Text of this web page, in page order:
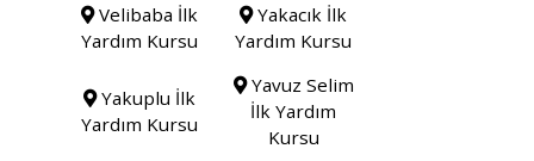
Velibaba İlk
Yardım Kursu
Yakacık İlk
Yardım Kursu
Yakuplu İlk
Yardım Kursu
Yavuz Selim
İlk Yardım
Kursu